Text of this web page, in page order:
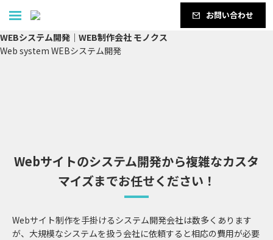
お問い合わせ
WEBシステム開発｜WEB制作会社 モノクス
Web system WEBシステム開発
Webサイトのシステム開発から複雑なカスタ
マイズまでお任せください！
Webサイト制作を手掛けるシステム開発会社は数多くあります
が、大規模なシステムを扱う会社に依頼すると相応の費用が必要